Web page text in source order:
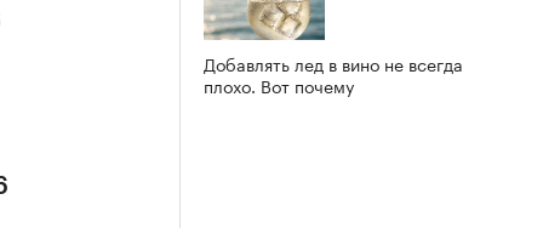
Добавлять лед в вино не всегда
плохо. Вот почему